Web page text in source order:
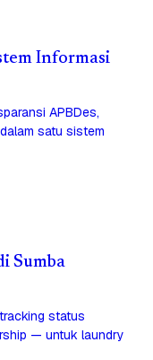
Informasi
APBDes,
satu sistem
Sumba
status
— untuk laundry